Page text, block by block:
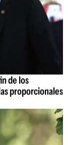
de los
proporcionales